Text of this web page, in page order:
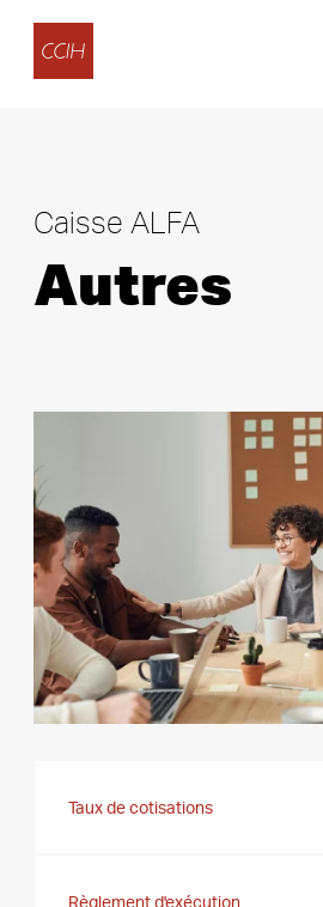
Caisse ALFA
Autres
Taux de cotisations
Règlement d'exécution